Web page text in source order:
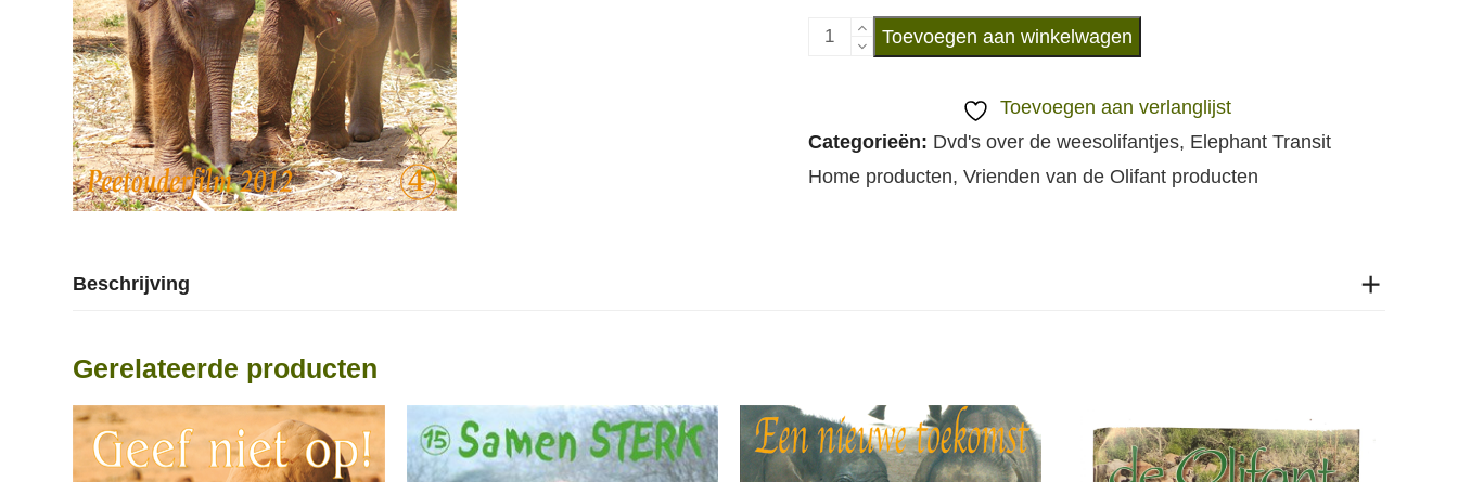
DVD
'Samen
op
Toevoegen aan winkelwagen
Toevoegen aan verlanglijst
Categorieën: Dvd's over de weesolifantjes, Elephant Transit
Home producten, Vrienden van de Olifant producten
Beschrijving
Gerelateerde producten